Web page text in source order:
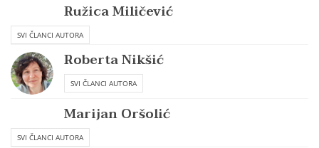
Ružica Miličević
SVI ČLANCI AUTORA
Roberta Nikšić
SVI ČLANCI AUTORA
Marijan Oršolić
SVI ČLANCI AUTORA